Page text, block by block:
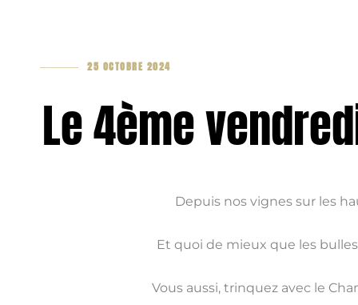
25 OCTOBRE 2024
Le 4ème
Depuis nos vignes sur les
Et quoi de mieux que les
Vous aussi, trinquez avec le